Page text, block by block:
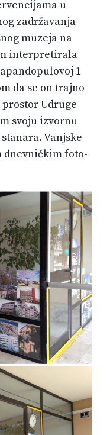
u
zadržavanja
muzeja na
interpretirala
1
da se on trajno
Udruge
svoju izvornu
Vanjske
dnevničkim foto-